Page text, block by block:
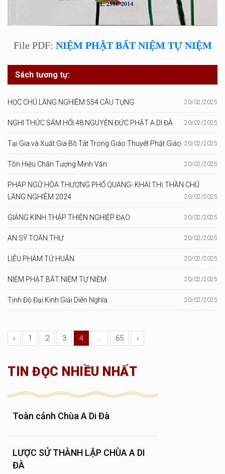
File PDF: NIỆM PHẬT BẤT NIỆM TỰ NIỆM
Sách tương tự:
HỌC CHÚ LĂNG NGHIÊM 554 CÂU TỤNG 20/02/2025
NGHI THỨC SÁM HỐI 48 NGUYỆN ĐỨC PHẬT A DI ĐÀ 20/02/2025
Tại Gia và Xuất Gia Bồ Tát Trong Giáo Thuyết Phật Giáo 20/02/2025
Tôn Hiệu Chân Tượng Minh Văn 20/02/2025
PHÁP NGỮ HÒA THƯỢNG PHỔ QUANG- KHAI THỊ THẦN CHÚ
LĂNG NGHIÊM 2024
20/02/2025
GIẢNG KINH THẬP THIỆN NGHIỆP ĐẠO 20/02/2025
AN SỸ TOÀN THƯ 20/02/2025
LIỄU PHÀM TỨ HUẤN 20/02/2025
NIỆM PHẬT BẤT NIỆM TỰ NIỆM 20/02/2025
Tịnh Độ Đại Kinh Giải Diễn Nghĩa 20/02/2025
‹ 1 2 3 4 ... 65 ›
TIN ĐỌC NHIỀU NHẤT
Toàn cảnh Chùa A Di Đà
LƯỢC SỬ THÀNH LẬP CHÙA A DI
ĐÀ